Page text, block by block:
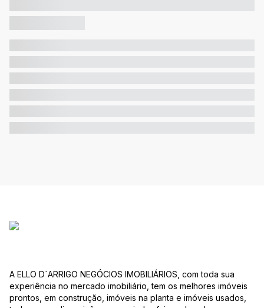
A ELLO D`ARRIGO NEGÓCIOS IMOBILIÁRIOS, com toda sua
experiência no mercado imobiliário, tem os melhores imóveis
prontos, em construção, imóveis na planta e imóveis usados,